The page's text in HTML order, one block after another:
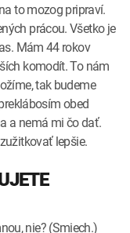
to mozog pripraví.
prácou. Všetko je
Mám 44 rokov
komodít. To nám
tak budeme
obed
a nemá mi čo dať.
lepšie.
nie? (Smiech.)